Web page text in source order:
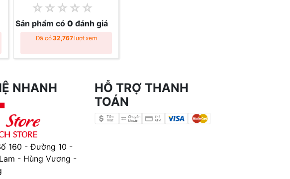
☆ ☆ ☆ ☆ ☆
Sản phẩm có 0 đánh giá
Đã có32,767lượt xem
NHANH
160 - Đường 10 -
- Hùng Vương -
HỖ TRỢ THANH
TOÁN